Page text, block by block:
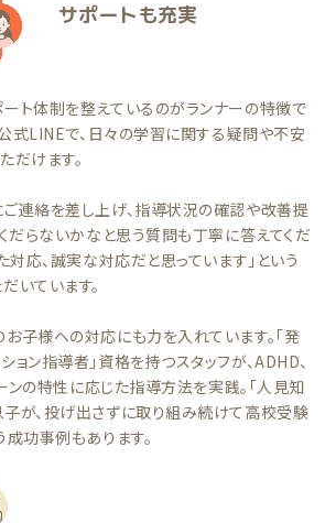
サポートも充実
ト体制を整えているのがランナーの特徴で
式LINEで、日々の学習に関する疑問や不安
だけます。
連絡を差し上げ、指導状況の確認や改善提
くだらないかなと思う質問も丁寧に答えてくだ
対応、誠実な対応だと思っています」という
いています。
子様への対応にも力を入れています。「発
ョン指導者」資格を持つスタッフが、ADHD、
ンの特性に応じた指導方法を実践。「人見知
が、投げ出さずに取り組み続けて高校受験
成功事例もあります。